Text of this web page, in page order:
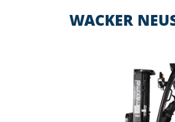
WACKER